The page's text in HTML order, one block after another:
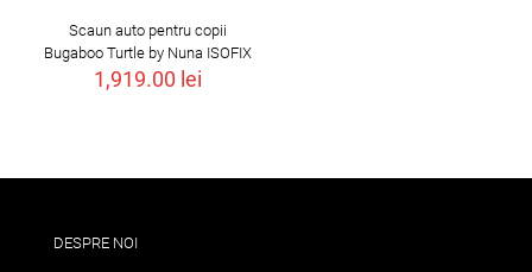
Scaun auto pentru copii
Bugaboo Turtle by Nuna ISOFIX
1,919.00 lei
DESPRE NOI